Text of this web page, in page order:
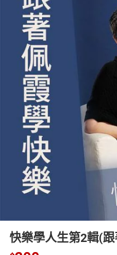
居家生活 3C家電
女裝 男裝
日本購物 電子/紙本
HOT
快樂學人生第2輯(跟